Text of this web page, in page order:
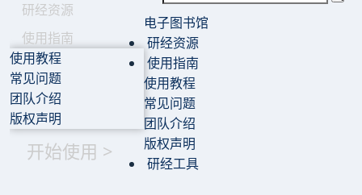
研经资源
使用指南
使用教程
常见问题
团队介绍
版权声明
开始使用 >
电子图书馆
研经资源
使用指南
使用教程
常见问题
团队介绍
版权声明
研经工具